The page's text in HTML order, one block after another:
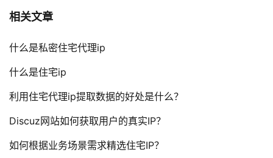
相关文章
什么是私密住宅代理ip
什么是住宅ip
利用住宅代理ip提取数据的好处是什么？
Discuz网站如何获取用户的真实IP？
如何根据业务场景需求精选住宅IP？